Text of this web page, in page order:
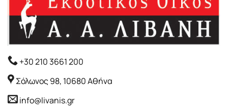
+30 210 3661 200
Σόλωνος 98, 10680 Αθήνα
info@livanis.gr